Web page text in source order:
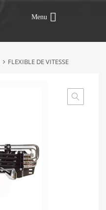
Menu
FLEXIBLE DE VITESSE